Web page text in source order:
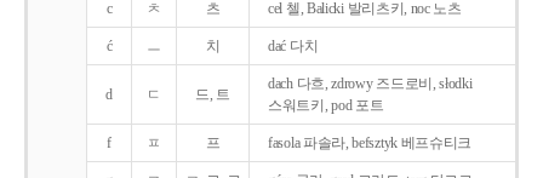
c ㅊ 츠 cel 첼, Balicki 발리츠키, noc 노츠
ć ㅡ 치 dać 다치
d ㄷ 드, 트
dach 다흐, zdrowy 즈드로비, słodki
스워트키, pod 포트
f ㅍ 프 fasola 파솔라, befsztyk 베프슈티크